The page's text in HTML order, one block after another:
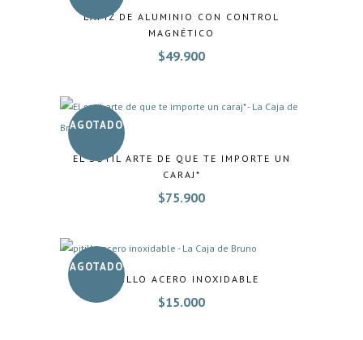
LÁPIZ DE ALUMINIO CON CONTROL
MAGNÉTICO
$49.900
AGOTADO
EL SUTIL ARTE DE QUE TE IMPORTE UN
CARAJ*
$75.900
AGOTADO
PITILLO ACERO INOXIDABLE
$15.000